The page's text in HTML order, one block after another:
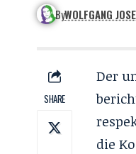
ByWOLFGANG
SHARE
Der
die